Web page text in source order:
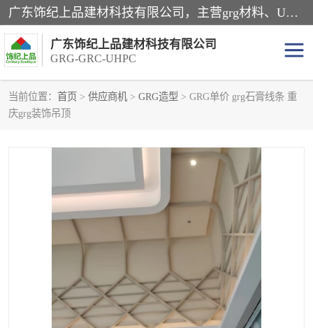
广东饰纪上品建材科技有限公司，主营grg材料、UHPC板、grc构件、uhpc幕墙板、grg厂家、grc厂家、uhpc厂家、GRG吊顶、grg石膏板、grg构件、外墙grc线条、grg造型、grg材料定制，uhpc高性能混凝土，uhpc构件，uhpc镂空挂板，grg材料生产厂家，广东grg厂家，广东grc厂家，联系方式*，2万平厂房，如果您对我公司的产品服务感兴趣，请联系我们。
广东饰纪上品建材科技有限公司
GRG-GRC-UHPC
当前位置： 首页 > 供应商机 > GRG造型 > GRG单价 grg石膏线条 重
庆grg装饰吊顶
GRG构件
发泡陶瓷装饰构件
GRG造型 GRC厂家
GRG吊顶 GRG材料生产厂家
GRC树池坐凳
UHPC树池坐凳